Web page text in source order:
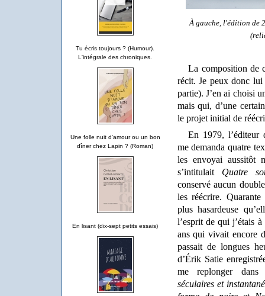
Tu écris toujours ? (Humour).
L'intégrale des chroniques.
Une folle nuit d'amour ou un bon
dîner chez Lapin ? (Roman)
En lisant (dix-sept petits essais)
À gauche, l'édition de
La composition de
récit. Je peux donc
partie). J’en ai choisi
mais qui, d’une
le projet initial de
En 1979, l’éditeur
me demanda quatre
les envoyai aussitôt
s’intitulait Quatre
conservé aucun
les réécrire.
plus hasardeuse
l’esprit de qui j’étais
ans qui vivait encore
passait de longues
d’Érik Satie
me replonger
séculaires et